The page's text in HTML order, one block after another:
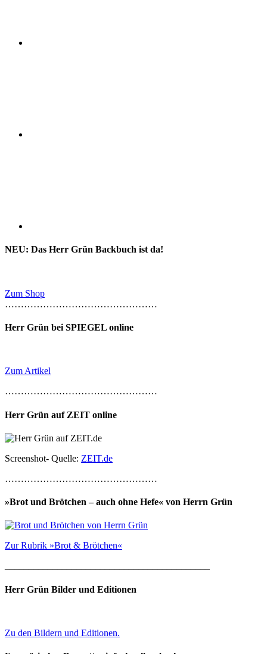
NEU: Das Herr Grün Backbuch ist da!
Zum Shop
…………………………………………
Herr Grün bei SPIEGEL online
Zum Artikel
…………………………………………
Herr Grün auf ZEIT online
Screenshot- Quelle: ZEIT.de
…………………………………………
»Brot und Brötchen – auch ohne Hefe« von Herrn Grün
Zur Rubrik »Brot & Brötchen«
Herr Grün Bilder und Editionen
Zu den Bildern und Editionen.